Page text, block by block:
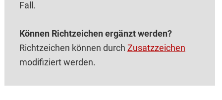
Fall.
Können Richtzeichen ergänzt werden?
Richtzeichen können durch Zusatzzeichen
modifiziert werden.